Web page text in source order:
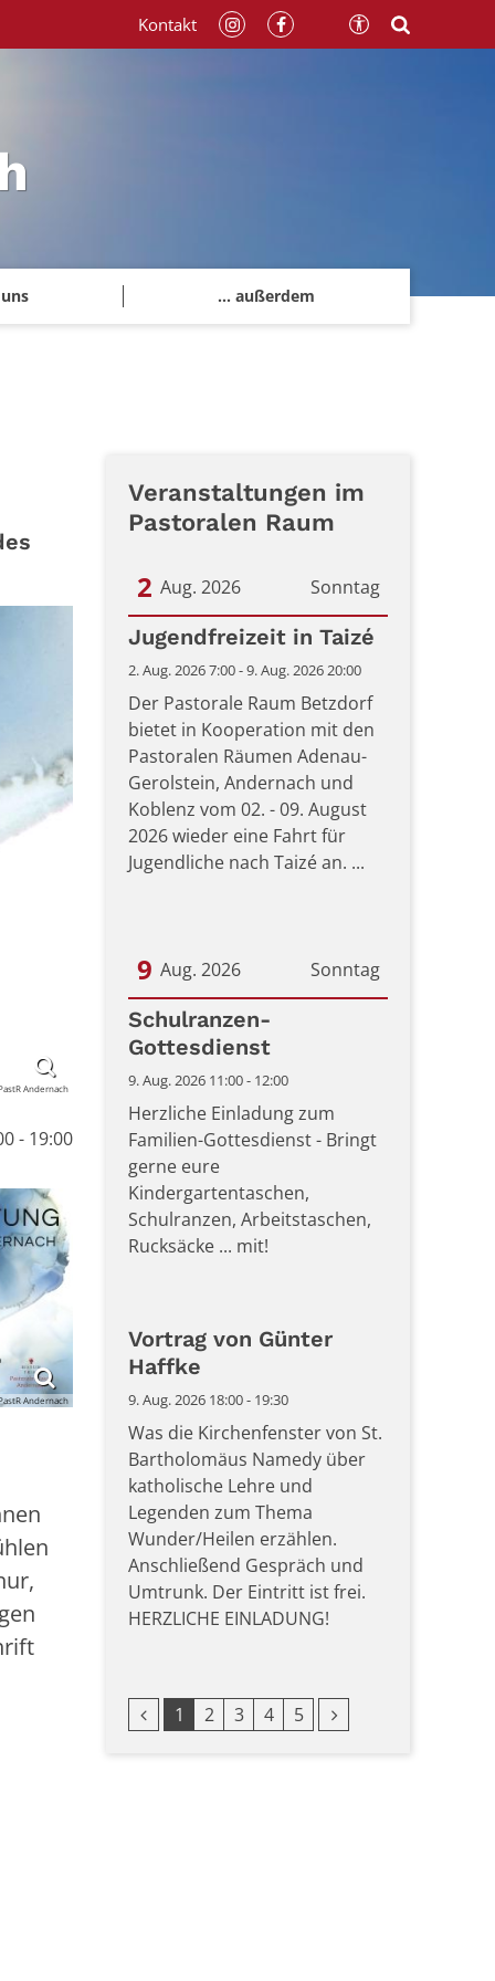
... außerdem
Kontakt
Andernach
- 19:00
Andernach
Veranstaltungen im
Pastoralen Raum
Sonntag
2 Aug. 2026
Datum: 2. August 2026
Jugendfreizeit in Taizé
2. Aug. 2026 7:00 - 9. Aug. 2026 20:00
Der Pastorale Raum Betzdorf
bietet in Kooperation mit den
Pastoralen Räumen Adenau-
Gerolstein, Andernach und
Koblenz vom 02. - 09. August
2026 wieder eine Fahrt für
Jugendliche nach Taizé an. ...
Sonntag
9 Aug. 2026
Datum: 9. August 2026
Schulranzen-
Gottesdienst
9. Aug. 2026 11:00 - 12:00
Herzliche Einladung zum
Familien-Gottesdienst - Bringt
gerne eure
Kindergartentaschen,
Schulranzen, Arbeitstaschen,
Rucksäcke ... mit!
Vortrag von Günter
Haffke
9. Aug. 2026 18:00 - 19:30
Was die Kirchenfenster von St.
Bartholomäus Namedy über
katholische Lehre und
Legenden zum Thema
Wunder/Heilen erzählen.
Anschließend Gespräch und
Umtrunk. Der Eintritt ist frei.
HERZLICHE EINLADUNG!
Vorherige Seite
1 2 3 4 5 Nächste Seite